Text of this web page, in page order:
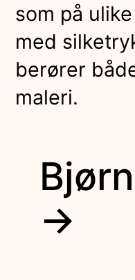
som på
med
berører
maleri.
→